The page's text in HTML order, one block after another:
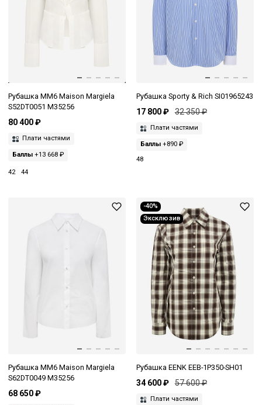
Рубашка MM6 Maison Margiela
S52DT0051 M35256
80 400 ₽
Плати частями
Баллы +13 668 ₽
42 44
Рубашка Sporty & Rich SI01965243
17 800 ₽ 32 350 ₽
Плати частями
Баллы+890 ₽
48
Рубашка MM6 Maison Margiela
S62DT0049 M35256
68 650 ₽
-40%
Эксклюзив
Рубашка EENK EEB-1P350-SH01
34 600 ₽ 57 600 ₽
Плати частями